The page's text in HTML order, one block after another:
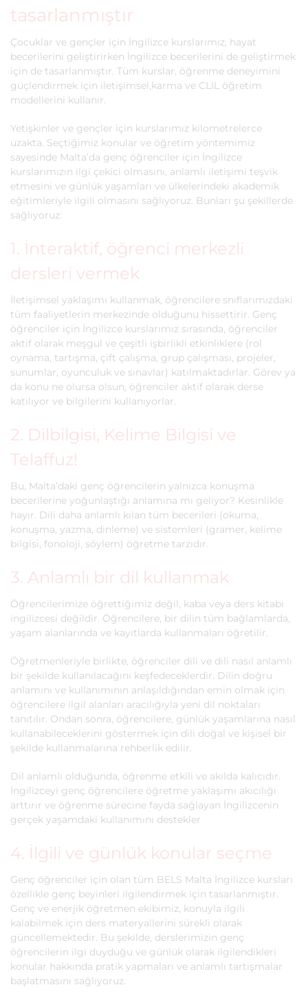
tasarlanmıştır
Çocuklar ve gençler için İngilizce kurslarımız, hayat
becerilerini geliştirirken İngilizce becerilerini de geliştirmek
için de tasarlanmıştır. Tüm kurslar, öğrenme deneyimini
güçlendirmek için iletişimsel,karma ve CLIL öğretim
modellerini kullanır.
Yetişkinler ve gençler için kurslarımız kilometrelerce
uzakta. Seçtiğimiz konular ve öğretim yöntemimiz
sayesinde Malta’da genç öğrenciler için İngilizce
kurslarımızın ilgi çekici olmasını, anlamlı iletişimi teşvik
etmesini ve günlük yaşamları ve ülkelerindeki akademik
eğitimleriyle ilgili olmasını sağlıyoruz. Bunları şu şekillerde
sağlıyoruz:
1. İnteraktif, öğrenci merkezli
dersleri vermek
İletişimsel yaklaşımı kullanmak, öğrencilere snıflarımızdaki
tüm faaliyetlerin merkezinde olduğunu hissettirir. Genç
öğrenciler için İngilizce kurslarımız sırasında, öğrenciler
aktif olarak meşgul ve çeşitli işbirlikli etkinliklere (rol
oynama, tartışma, çift çalışma, grup çalışması, projeler,
sunumlar, oyunculuk ve sınavlar) katılmaktadırlar. Görev ya
da konu ne olursa olsun, öğrenciler aktif olarak derse
katılıyor ve bilgilerini kullanıyorlar.
2. Dilbilgisi, Kelime Bilgisi ve
Telaffuz!
Bu, Malta’daki genç öğrencilerin yalnızca konuşma
becerilerine yoğunlaştığı anlamına mı geliyor? Kesinlikle
hayır. Dili daha anlamlı kılan tüm becerileri (okuma,
konuşma, yazma, dinleme) ve sistemleri (gramer, kelime
bilgisi, fonoloji, söylem) öğretme tarzıdır.
3. Anlamlı bir dil kullanmak
Öğrencilerimize öğrettiğimiz değil, kaba veya ders kitabı
ingilizcesi değildir. Öğrencilere, bir dilin tüm bağlamlarda,
yaşam alanlarında ve kayıtlarda kullanmaları öğretilir.
Öğretmenleriyle birlikte, öğrenciler dili ve dili nasıl anlamlı
bir şekilde kullanılacağını keşfedeceklerdir. Dilin doğru
anlamını ve kullanımının anlaşıldığından emin olmak için
öğrencilere ilgil alanları aracılığıyla yeni dil noktaları
tanıtılır. Ondan sonra, öğrencilere, günlük yaşamlarına nasıl
kullanabileceklerini göstermek için dili doğal ve kişisel bir
şekilde kullanmalarına rehberlik edilir.
Dil anlamlı olduğunda, öğrenme etkili ve akılda kalıcıdır.
İngilizceyi genç öğrencilere öğretme yaklaşımı akıcılığı
arttırır ve öğrenme sürecine fayda sağlayan İngilizcenin
gerçek yaşamdaki kullanımını destekler
4. İlgili ve günlük konular seçme
Genç öğrenciler için olan tüm BELS Malta İngilizce kursları
özellikle genç beyinleri ilgilendirmek için tasarlanmıştır.
Genç ve enerjik öğretmen ekibimiz, konuyla ilgili
kalabilmek için ders materyallerini sürekli olarak
güncellemektedir. Bu şekilde, derslerimizin genç
öğrencilerin ilgi duyduğu ve günlük olarak ilgilendikleri
konular hakkında pratik yapmaları ve anlamlı tartışmalar
başlatmasını sağlıyoruz.